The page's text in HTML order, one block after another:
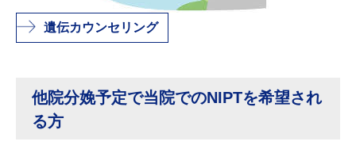
遺伝カウンセリング
他院分娩予定で当院でのNIPTを希望され
る方